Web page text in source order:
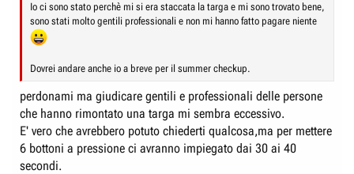
Io ci sono stato perchè mi si era staccata la targa e mi sono trovato bene,
sono stati molto gentili professionali e non mi hanno fatto pagare niente
Dovrei andare anche io a breve per il summer checkup.
perdonami ma giudicare gentili e professionali delle persone
che hanno rimontato una targa mi sembra eccessivo.
E' vero che avrebbero potuto chiederti qualcosa,ma per mettere
6 bottoni a pressione ci avranno impiegato dai 30 ai 40
secondi.